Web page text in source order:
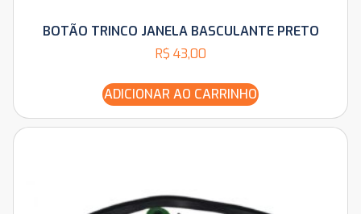
BOTÃO TRINCO JANELA BASCULANTE PRETO
R$ 43,00
ADICIONAR AO CARRINHO